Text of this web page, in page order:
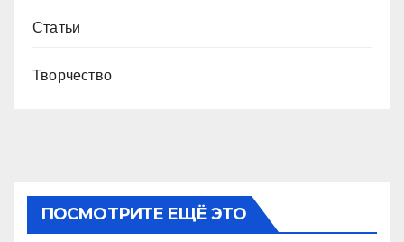
Статьи
Творчество
ПОСМОТРИТЕ ЕЩЁ ЭТО